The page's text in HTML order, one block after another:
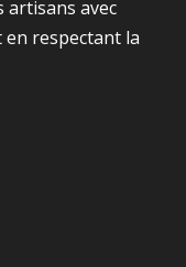
artisans avec
respectant la